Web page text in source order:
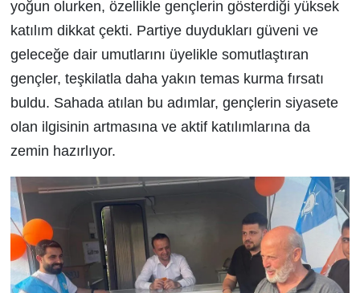
yoğun olurken, özellikle gençlerin gösterdiği yüksek
katılım dikkat çekti. Partiye duydukları güveni ve
geleceğe dair umutlarını üyelikle somutlaştıran
gençler, teşkilatla daha yakın temas kurma fırsatı
buldu. Sahada atılan bu adımlar, gençlerin siyasete
olan ilgisinin artmasına ve aktif katılımlarına da
zemin hazırlıyor.